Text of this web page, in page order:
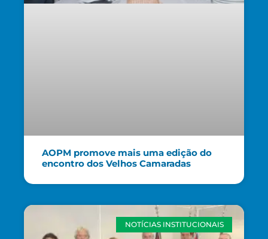
AOPM promove mais uma edição do
encontro dos Velhos Camaradas
NOTÍCIAS INSTITUCIONAIS